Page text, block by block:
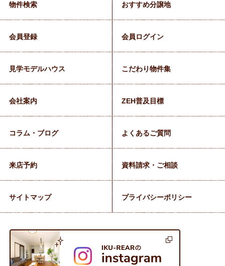
物件検索 おすすめ分譲地
会員登録 会員ログイン
見学モデルハウス こだわり物件集
会社案内 ZEH普及目標
コラム・ブログ よくあるご質問
来店予約 資料請求・ご相談
サイトマップ プライバシーポリシー